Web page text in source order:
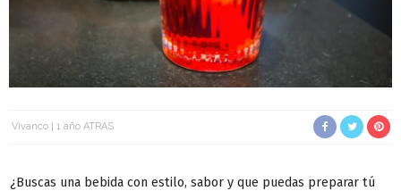
Vivanco 1 año ATRÁS
¿Buscas una bebida con estilo, sabor y que puedas preparar tú